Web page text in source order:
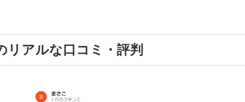
リアルな口コミ・評判